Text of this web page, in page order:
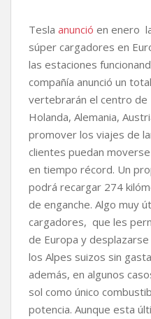
Tesla anunció en enero
súper cargadores en
las estaciones
compañía anunció un
vertebrarán el centro de
Holanda, Alemania,
promover los viajes de
clientes puedan
en tiempo récord. Un
podrá recargar 274
de enganche. Algo muy
cargadores, que les
de Europa y
los Alpes suizos sin
además, en algunos
sol como único
potencia. Aunque esta